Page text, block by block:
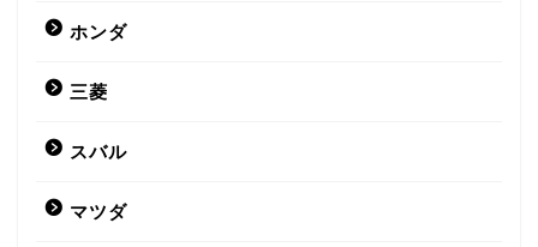
ホンダ
三菱
スバル
マツダ